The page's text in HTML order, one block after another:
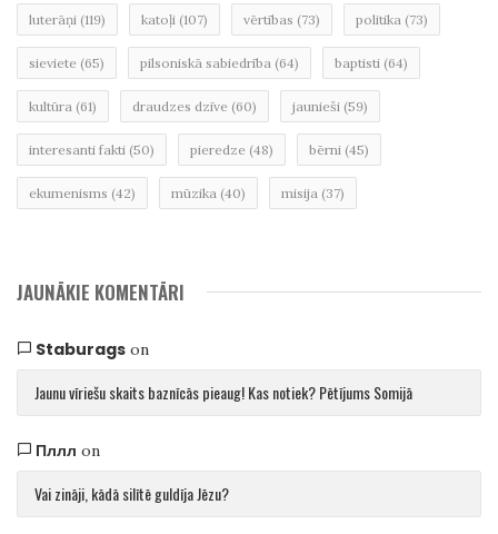
luterāņi (119) katoļi (107) vērtības (73) politika (73)
sieviete (65) pilsoniskā sabiedrība (64) baptisti (64)
kultūra (61) draudzes dzīve (60) jaunieši (59)
interesanti fakti (50) pieredze (48) bērni (45)
ekumenisms (42) mūzika (40) misija (37)
JAUNĀKIE KOMENTĀRI
Staburagson
Jaunu vīriešu skaits baznīcās pieaug! Kas notiek? Pētījums Somijā
Пллл on
Vai zināji, kādā silītē guldīja Jēzu?